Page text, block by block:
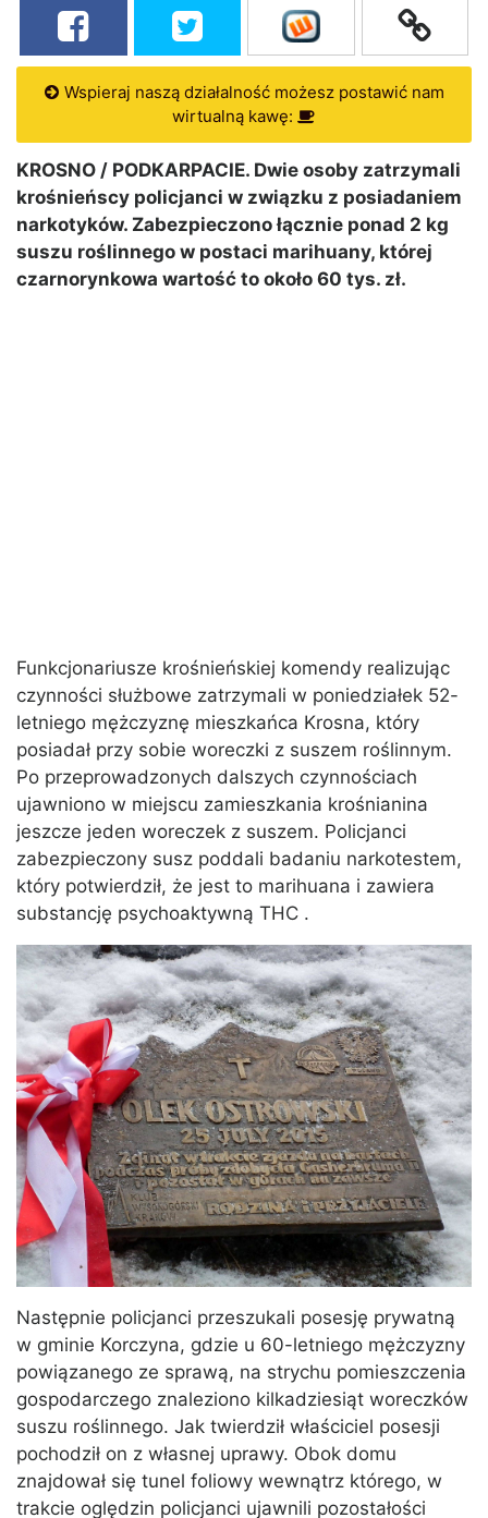
Wspieraj naszą działalność możesz postawić nam
wirtualną kawę:
KROSNO / PODKARPACIE. Dwie osoby zatrzymali
krośnieńscy policjanci w związku z posiadaniem
narkotyków. Zabezpieczono łącznie ponad 2 kg
suszu roślinnego w postaci marihuany, której
czarnorynkowa wartość to około 60 tys. zł.
Funkcjonariusze krośnieńskiej komendy realizując
czynności służbowe zatrzymali w poniedziałek 52-
letniego mężczyznę mieszkańca Krosna, który
posiadał przy sobie woreczki z suszem roślinnym.
Po przeprowadzonych dalszych czynnościach
ujawniono w miejscu zamieszkania krośnianina
jeszcze jeden woreczek z suszem. Policjanci
zabezpieczony susz poddali badaniu narkotestem,
który potwierdził, że jest to marihuana i zawiera
substancję psychoaktywną THC .
Następnie policjanci przeszukali posesję prywatną
w gminie Korczyna, gdzie u 60-letniego mężczyzny
powiązanego ze sprawą, na strychu pomieszczenia
gospodarczego znaleziono kilkadziesiąt woreczków
suszu roślinnego. Jak twierdził właściciel posesji
pochodził on z własnej uprawy. Obok domu
znajdował się tunel foliowy wewnątrz którego, w
trakcie oględzin policjanci ujawnili pozostałości